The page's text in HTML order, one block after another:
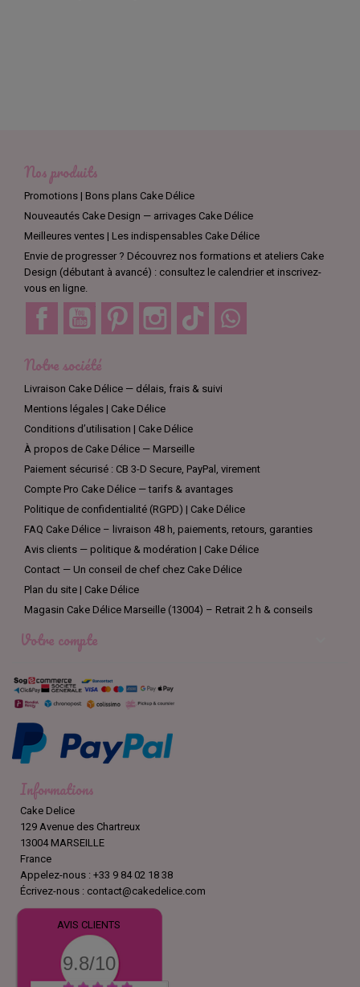
Nos produits
Promotions | Bons plans Cake Délice
Nouveautés Cake Design — arrivages Cake Délice
Meilleures ventes | Les indispensables Cake Délice
Envie de progresser ? Découvrez nos formations et ateliers Cake
Design (débutant à avancé) : consultez le calendrier et inscrivez-
vous en ligne.
Facebook YouTube Pinterest Instagram TikTok
Notre société
Livraison Cake Délice — délais, frais & suivi
Mentions légales | Cake Délice
Conditions d’utilisation | Cake Délice
À propos de Cake Délice — Marseille
Paiement sécurisé : CB 3-D Secure, PayPal, virement
Compte Pro Cake Délice — tarifs & avantages
Politique de confidentialité (RGPD) | Cake Délice
FAQ Cake Délice – livraison 48 h, paiements, retours, garanties
Avis clients — politique & modération | Cake Délice
Contact — Un conseil de chef chez Cake Délice
Plan du site | Cake Délice
Magasin Cake Délice Marseille (13004) – Retrait 2 h & conseils
Votre compte
Informations
Cake Delice
129 Avenue des Chartreux
13004 MARSEILLE
France
Appelez-nous : +33 9 84 02 18 38
Écrivez-nous : contact@cakedelice.com
AVIS CLIENTS
9.8/10